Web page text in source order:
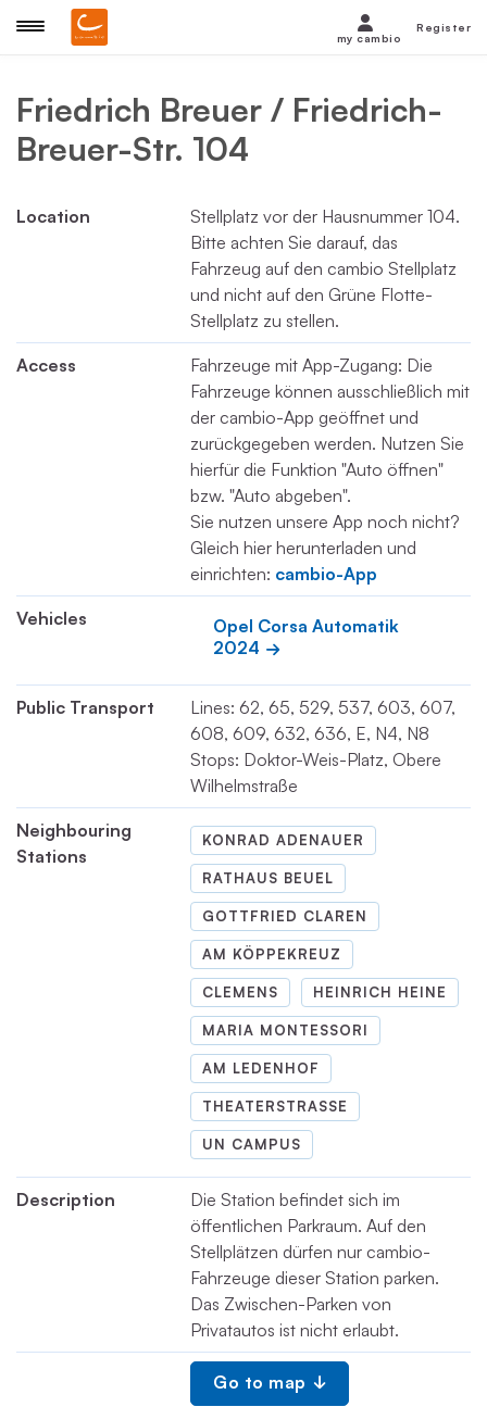
Friedrich Breuer / Friedrich-
Breuer-Str. 104
Location
Stellplatz vor der Hausnummer 104.
Bitte achten Sie darauf, das
Fahrzeug auf den cambio Stellplatz
und nicht auf den Grüne Flotte-
Stellplatz zu stellen.
Access
Fahrzeuge mit App-Zugang: Die
Fahrzeuge können ausschließlich mit
der cambio-App geöffnet und
zurückgegeben werden. Nutzen Sie
hierfür die Funktion "Auto öffnen"
bzw. "Auto abgeben".
Sie nutzen unsere App noch nicht?
Gleich hier herunterladen und
einrichten: cambio-App
Vehicles
Opel Corsa Automatik
2024
Public Transport
Lines: 62, 65, 529, 537, 603, 607,
608, 609, 632, 636, E, N4, N8
Stops: Doktor-Weis-Platz, Obere
Wilhelmstraße
Neighbouring
Stations
KONRAD ADENAUER
RATHAUS BEUEL
GOTTFRIED CLAREN
AM KÖPPEKREUZ
CLEMENS HEINRICH HEINE
MARIA MONTESSORI
AM LEDENHOF
THEATERSTRASSE
UN CAMPUS
Description
Die Station befindet sich im
öffentlichen Parkraum. Auf den
Stellplätzen dürfen nur cambio-
Fahrzeuge dieser Station parken.
Das Zwischen-Parken von
Privatautos ist nicht erlaubt.
Go to map
my cambio
Register